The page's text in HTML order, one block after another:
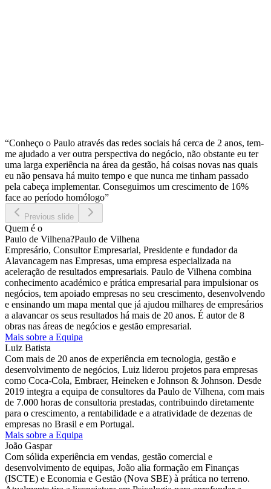
“Conheço o Paulo através das redes sociais há cerca de 2 anos, tem-
me ajudado a ver outra perspectiva do negócio, não obstante eu ter
uma larga experiência na área da gestão, há coisas novas nas quais
eu não pensava há muito tempo e que nunca me tinham passado
pela cabeça implementar. Conseguimos um crescimento de 16%
face ao período homólogo”
Previous slide
Quem é o
Paulo de Vilhena?Paulo de Vilhena
Empresário, Consultor Empresarial, Presidente e fundador da
Alavancagem nas Empresas, uma empresa especializada na
aceleração de resultados empresariais. Paulo de Vilhena combina
conhecimento académico e prática empresarial para impulsionar os
negócios, tem apoiado empresas no seu crescimento, desenvolvendo
e ensinando um mapa mental que já ajudou milhares de empresários
a alavancar os seus resultados há mais de 20 anos. É autor de 8
obras nas áreas de negócios e gestão empresarial.
Mais sobre a Equipa
Luiz Batista
Com mais de 20 anos de experiência em tecnologia, gestão e
desenvolvimento de negócios, Luiz liderou projetos para empresas
como Coca-Cola, Embraer, Heineken e Johnson & Johnson. Desde
2019 integra a equipa de consultores da Paulo de Vilhena, com mais
de 7.000 horas de consultoria prestadas, contribuindo diretamente
para o crescimento, a rentabilidade e a atratividade de dezenas de
empresas no Brasil e em Portugal.
Mais sobre a Equipa
João Gaspar
Com sólida experiência em vendas, gestão comercial e
desenvolvimento de equipas, João alia formação em Finanças
(ISCTE) e Economia e Gestão (Nova SBE) à prática no terreno.